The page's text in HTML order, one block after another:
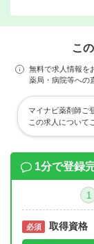
こ
無料で求人情報を
薬局・病院等への
マイナビ薬剤師ご
この求人について
1分で登録
1
必須 取得資格